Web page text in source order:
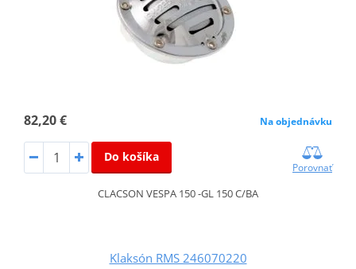
82,20 € Na objednávku
Do košíka
Porovnať
CLACSON VESPA 150 -GL 150 C/BA
Klaksón RMS 246070220